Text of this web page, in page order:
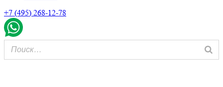
+7 (495) 268-12-78